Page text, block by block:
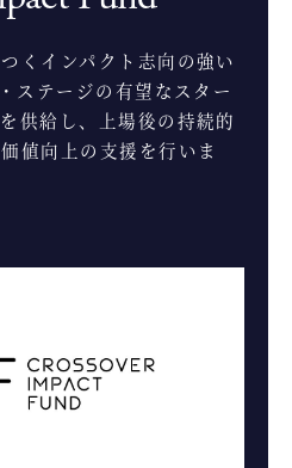
くインパクト志向の強い
ステージの有望なスター
供給し、上場後の持続的
値向上の支援を行いま